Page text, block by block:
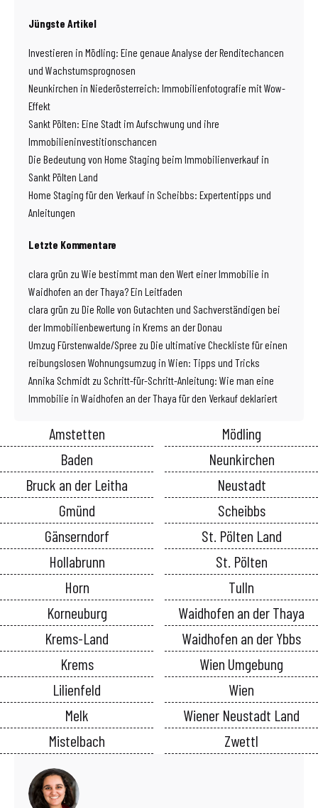
Jüngste Artikel
Investieren in Mödling: Eine genaue Analyse der Renditechancen
und Wachstumsprognosen
Neunkirchen in Niederösterreich: Immobilienfotografie mit Wow-
Effekt
Sankt Pölten: Eine Stadt im Aufschwung und ihre
Immobilieninvestitionschancen
Die Bedeutung von Home Staging beim Immobilienverkauf in
Sankt Pölten Land
Home Staging für den Verkauf in Scheibbs: Expertentipps und
Anleitungen
Letzte Kommentare
clara grün zu Wie bestimmt man den Wert einer Immobilie in
Waidhofen an der Thaya? Ein Leitfaden
clara grün zu Die Rolle von Gutachten und Sachverständigen bei
der Immobilienbewertung in Krems an der Donau
Umzug Fürstenwalde/Spree zu Die ultimative Checkliste für einen
reibungslosen Wohnungsumzug in Wien: Tipps und Tricks
Annika Schmidt zu Schritt-für-Schritt-Anleitung: Wie man eine
Immobilie in Waidhofen an der Thaya für den Verkauf deklariert
Amstetten
Baden
Bruck an der Leitha
Gmünd
Gänserndorf
Hollabrunn
Horn
Korneuburg
Krems-Land
Krems
Lilienfeld
Melk
Mistelbach
Mödling
Neunkirchen
Neustadt
Scheibbs
St. Pölten Land
St. Pölten
Tulln
Waidhofen an der Thaya
Waidhofen an der Ybbs
Wien Umgebung
Wien
Wiener Neustadt Land
Zwettl